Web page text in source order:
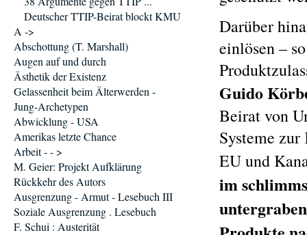
Darüber
einlösen –
Guido
Beirat von
Systeme
EU und
im
Deutscher TTIP-Beirat blockt KMU
A ->
Abschottung (T. Marshall)
Augen auf und durch
Ästhetik der Existenz
Gelassenheit beim Älterwerden -
Jung-Archetypen
Abwicklung - USA
Amerikas letzte Chance
Arbeit - - >
M. Geier: Projekt Aufklärung
Rückkehr des Autors
Ausgrenzung - Armut - Lesebuch III
Soziale Ausgrenzung . Lesebuch
F. Schui : Austerität